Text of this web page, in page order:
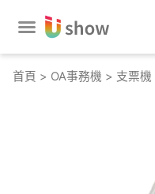
主
首頁 > OA事務機 > 支票機